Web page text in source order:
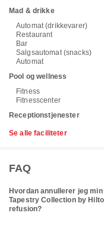
Mad & drikke
Automat (drikkevarer)
Restaurant
Bar
Salgsautomat (snacks)
Automat
Pool og wellness
Fitness
Fitnesscenter
Receptionstjenester
Se alle faciliteter
FAQ
Hvordan annullerer jeg
Tapestry Collection by
refusion?